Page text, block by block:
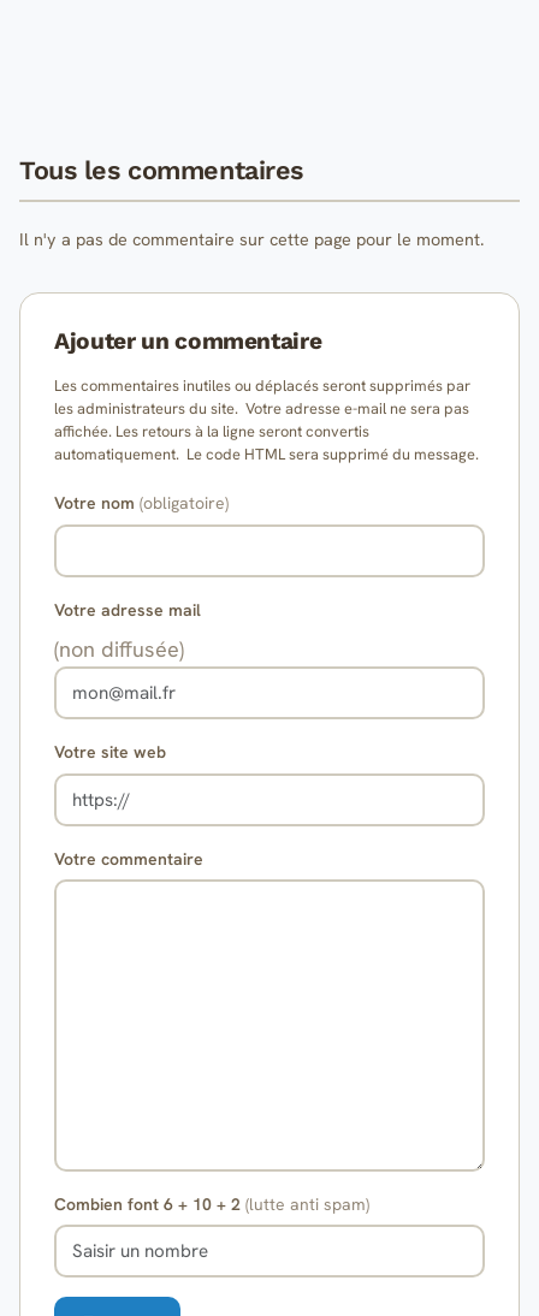
Tous les commentaires
Il n'y a pas de commentaire sur cette page pour le moment.
Ajouter un commentaire
Les commentaires inutiles ou déplacés seront supprimés par
les administrateurs du site. Votre adresse e-mail ne sera pas
affichée. Les retours à la ligne seront convertis
automatiquement. Le code HTML sera supprimé du message.
Votre nom (obligatoire)
Votre adresse mail
(non diffusée)
Votre site web
Votre commentaire
Combien font 6 + 10 + 2 (lutte anti spam)